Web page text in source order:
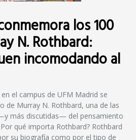
los 100
N. Rothbard:
incomodando al
el campus de UFM Madrid se
de Murray N. Rothbard, una de las
más discutidas— del pensamiento
qué importa Rothbard? Rothbard
su biografía como por el tipo de